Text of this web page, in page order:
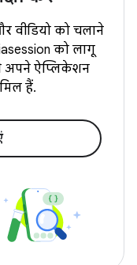
वीडियो को चलाने
को लागू
अपने ऐप्लिकेशन
हैं.